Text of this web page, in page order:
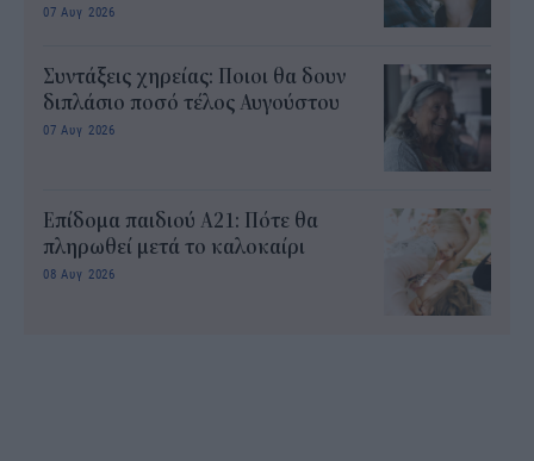
07 Αυγ 2026
Συντάξεις χηρείας: Ποιοι θα δουν
διπλάσιο ποσό τέλος Αυγούστου
07 Αυγ 2026
Επίδομα παιδιού Α21: Πότε θα
πληρωθεί μετά το καλοκαίρι
08 Αυγ 2026